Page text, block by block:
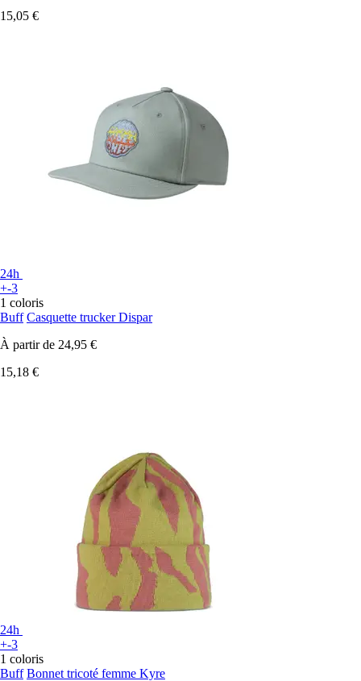
15,05 €
24h
+-3
1 coloris
Buff Casquette trucker Dispar
À partir de 24,95 €
15,18 €
24h
+-3
1 coloris
Buff Bonnet tricoté femme Kyre